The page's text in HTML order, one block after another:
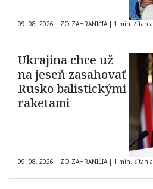
09. 08. 2026 | ZO ZAHRANIČIA | 1 min. čítania
Ukrajina chce už
na jeseň zasahovať
Rusko balistickými
raketami
09. 08. 2026 | ZO ZAHRANIČIA | 1 min. čítania